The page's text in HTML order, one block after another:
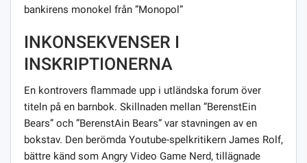
bankirens monokel från ”Monopol”
INKONSEKVENSER I
INSKRIPTIONERNA
En kontrovers flammade upp i utländska forum över
titeln på en barnbok. Skillnaden mellan ”BerenstEin
Bears” och ”BerenstAin Bears” var stavningen av en
bokstav. Den berömda Youtube-spelkritikern James Rolf,
bättre känd som Angry Video Game Nerd, tillägnade